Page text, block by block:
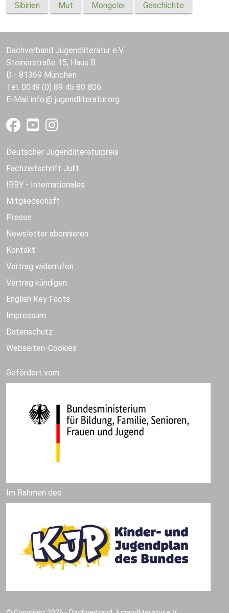
Sibirien Mut Mongolei Geschichte
Dachverband Jugendliteratur e.V.
Steinerstraße 15, Haus B
D - 81369 München
Tel. 0049 (0) 89 45 80 806
E-Mail info jugendliteratur.org
Deutscher Jugendliteraturpreis
Fachzeitschrift Julit
IBBY - Internationales
Mitgliedschaft
Presse
Newsletter abonnieren
Kontakt
Vertrag widerrufen
Vertrag kündigen
English Key Facts
Impressum
Datenschutz
Webseiten-Cookies
Gefördert vom:
Im Rahmen des: